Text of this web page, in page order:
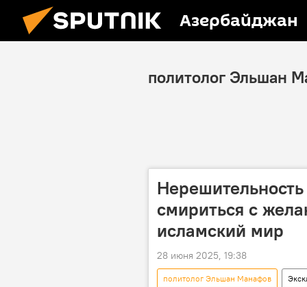
Азербайджан
политолог Эльшан
смириться с
исламский мир
28 июня 2025, 19:38
политолог Эльшан Манафов